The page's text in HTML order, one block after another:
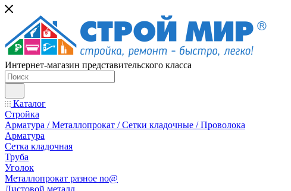
Интернет-магазин представительского класса
Каталог
Стройка
Арматура / Металлопрокат / Сетки кладочные / Проволока
Арматура
Сетка кладочная
Труба
Уголок
Металлопрокат разное no@
Листовой металл